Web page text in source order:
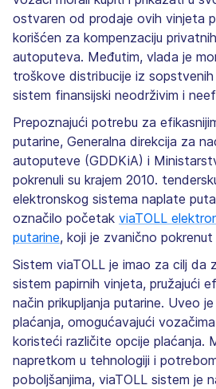
ostvaren od prodaje ovih vinjeta
korišćen za kompenzaciju
autoputeva. Međutim, vlada je
troškove distribucije iz
sistem finansijski neodrživim i
Prepoznajući potrebu za
putarine, Generalna direkcija za
autoputeve (GDDKiA) i
pokrenuli su krajem 2010.
elektronskog sistema naplate
označilo početak viaTOLL
putarine, koji je zvanično pokrenut
Sistem viaTOLL je imao za cilj da
sistem papirnih vinjeta, pružajući
način prikupljanja putarine. Uveo
plaćanja, omogućavajući
koristeći različite opcije plaćanja.
napretkom u tehnologiji i
poboljšanjima, viaTOLL sistem je